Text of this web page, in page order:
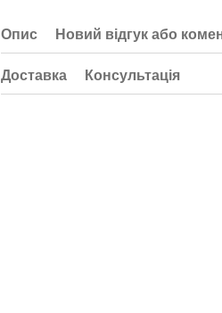
Опис Новий відгук або
Доставка Консультація